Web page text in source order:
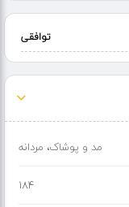
توافقی
مد و پوشاک، مردانه
184